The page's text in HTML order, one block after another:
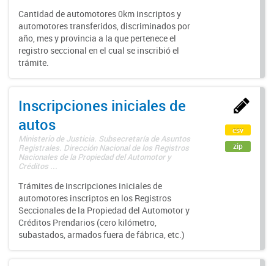
Cantidad de automotores 0km inscriptos y
automotores transferidos, discriminados por
año, mes y provincia a la que pertenece el
registro seccional en el cual se inscribió el
trámite.
Inscripciones iniciales de
autos
Ministerio de Justicia. Subsecretaría de Asuntos
Registrales. Dirección Nacional de los Registros
Nacionales de la Propiedad del Automotor y
Créditos ...
Trámites de inscripciones iniciales de
automotores inscriptos en los Registros
Seccionales de la Propiedad del Automotor y
Créditos Prendarios (cero kilómetro,
subastados, armados fuera de fábrica, etc.)
csv
zip